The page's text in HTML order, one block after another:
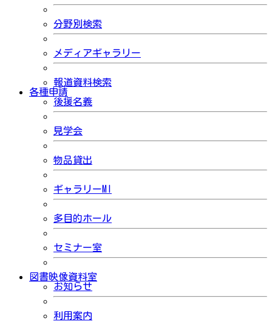
分野別検索
メディアギャラリー
報道資料検索
各種申請
後援名義
見学会
物品貸出
ギャラリーMI
多目的ホール
セミナー室
図書映像資料室
お知らせ
利用案内